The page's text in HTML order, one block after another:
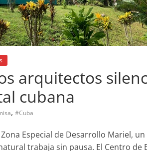
arquitectos
cubana
, #Cuba
Especial de Desarrollo Mariel,
trabaja sin pausa. El Centro de